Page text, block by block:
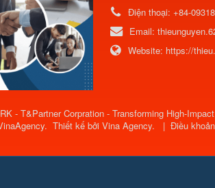
Điện thoại: +84-
Email:
Website: https://
- T&Partner Corpration - Transforming High-
. Thiết kế bởi Vina Agency. | Điều